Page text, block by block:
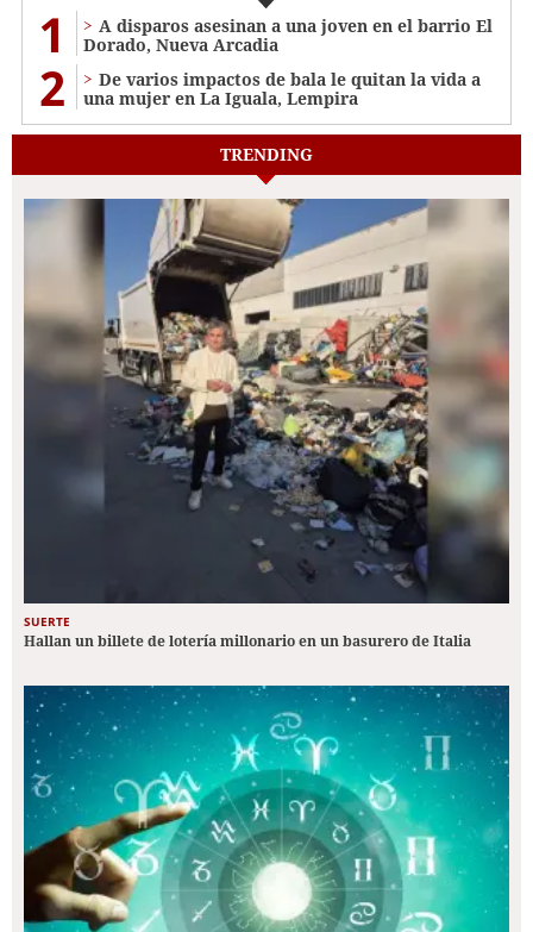
1
A disparos asesinan a una joven en el barrio El
Dorado, Nueva Arcadia
2
De varios impactos de bala le quitan la vida a
una mujer en La Iguala, Lempira
TRENDING
SUERTE
Hallan un billete de lotería millonario en un basurero de Italia